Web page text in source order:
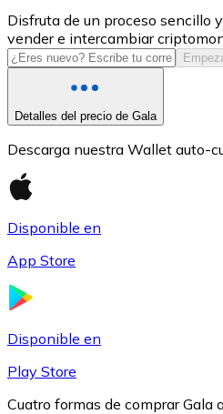
USD Coin
USDC
Disfruta de un proceso sencillo
vender e intercambiar
Detalles del precio de Gala
Descarga nuestra Wallet auto-
Disponible en
App Store
Disponible en
Play Store
Cuatro formas de comprar Gala